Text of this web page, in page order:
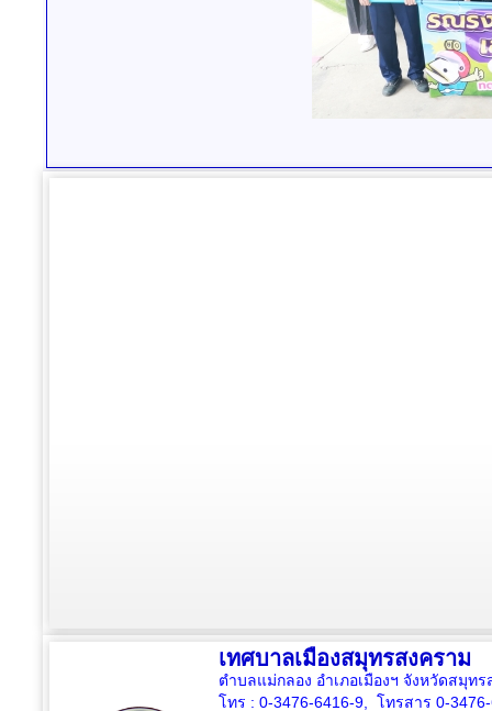
เทศบาลเมืองสมุทรสงคราม
ตำบลแม่กลอง อำเภอเมืองฯ จังหวัดสมุท
โทร : 0-3476-6416-9, โทรสาร 0-